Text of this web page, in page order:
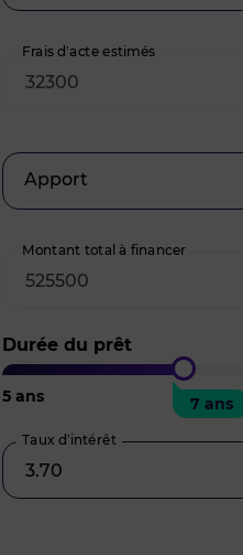
Frais d’acte estimés
Apport
Montant total à financer
Durée du prêt
5 ans 7 ans
Taux d’intérêt